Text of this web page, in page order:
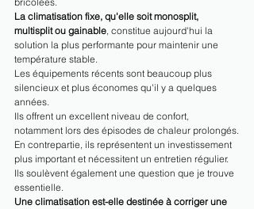
La climatisation fixe, qu'elle soit monosplit,
multisplit ou gainable, constitue aujourd'hui la
solution la plus performante pour maintenir une
température stable.
Les équipements récents sont beaucoup plus
silencieux et plus économes qu'il y a quelques
années.
Ils offrent un excellent niveau de confort,
notamment lors des épisodes de chaleur prolongés.
En contrepartie, ils représentent un investissement
plus important et nécessitent un entretien régulier.
Ils soulèvent également une question que je trouve
essentielle.
Une climatisation est-elle destinée à corriger une